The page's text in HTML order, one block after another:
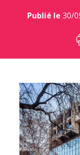
Publié le 30/